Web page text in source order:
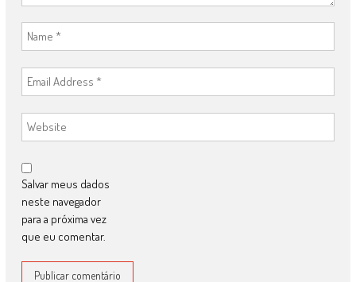
Salvar meus dados
neste navegador
para a próxima vez
que eu comentar.